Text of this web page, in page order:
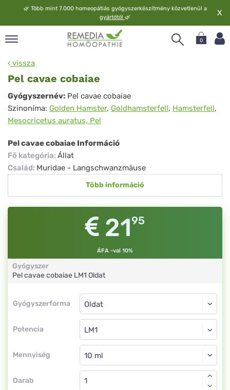
🌿 Több mint 7.000 homeopátiás gyógyszerkészítmény közvetlenül a
gyártótól 🌿 X
0
vissza
Pel cavae cobaiae
Pel
cavae
cobaiae
Gyógyszernév: Pel cavae cobaiae
Szinoníma: Golden Hamster, Goldhamsterfell, Hamsterfell,
Mesocricetus auratus, Pel
Pel cavae cobaiae Információ
Fő kategória: Állat
Család: Muridae - Langschwanzmäuse
Több információ
2195
ÁFA -val 10%
Gyógyszer
Pel cavae cobaiae LM1 Oldat
Gyógyszerforma
Gyógyszerforma
Potencia
Oldat
LM1
Mennyiség
Oldat
Darab